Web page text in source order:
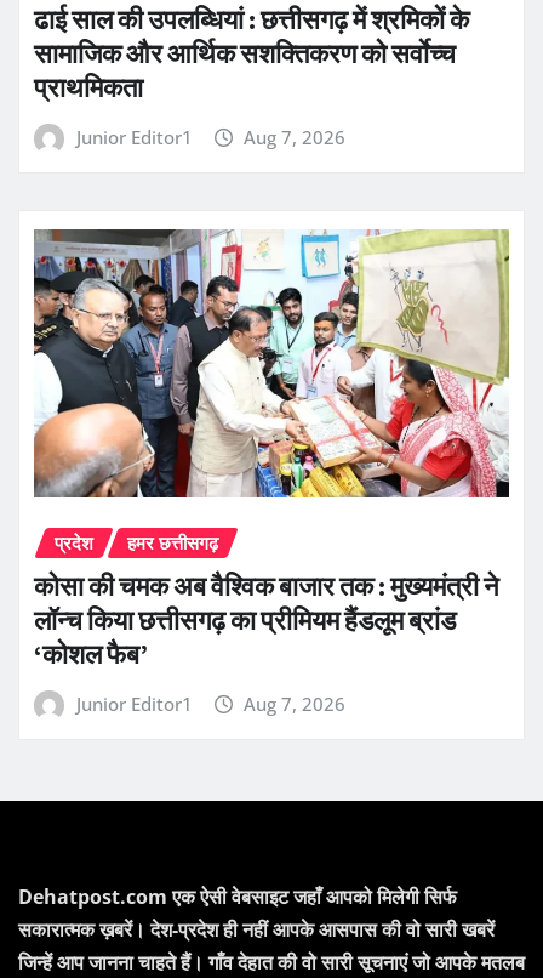
ढाई साल की उपलब्धियां : छत्तीसगढ़ में श्रमिकों के
सामाजिक और आर्थिक सशक्तिकरण को सर्वाेच्च
प्राथमिकता
Junior Editor1 Aug 7, 2026
प्रदेश हमर छत्तीसगढ़
कोसा की चमक अब वैश्विक बाजार तक : मुख्यमंत्री ने
लॉन्च किया छत्तीसगढ़ का प्रीमियम हैंडलूम ब्रांड
‘कोशल फैब’
Junior Editor1 Aug 7, 2026
Dehatpost.com एक ऐसी वेबसाइट जहाँ आपको मिलेगी सिर्फ
सकारात्मक ख़बरें। देश-प्रदेश ही नहीं आपके आसपास की वो सारी खबरें
जिन्हें आप जानना चाहते हैं। गाँव देहात की वो सारी सूचनाएं जो आपके मतलब